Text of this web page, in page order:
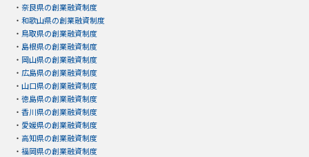
・ 奈良県の創業融資制度
・ 和歌山県の創業融資制度
・ 鳥取県の創業融資制度
・ 島根県の創業融資制度
・ 岡山県の創業融資制度
・ 広島県の創業融資制度
・ 山口県の創業融資制度
・ 徳島県の創業融資制度
・ 香川県の創業融資制度
・ 愛媛県の創業融資制度
・ 高知県の創業融資制度
・ 福岡県の創業融資制度